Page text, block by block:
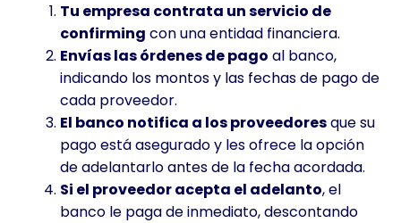
Tu empresa contrata un servicio de
confirming con una entidad financiera.
Envías las órdenes de pago al banco,
indicando los montos y las fechas de pago de
cada proveedor.
El banco notifica a los proveedoresque su
pago está asegurado y les ofrece la opción
de adelantarlo antes de la fecha acordada.
Si el proveedor acepta el adelanto, el
banco le paga de inmediato, descontando